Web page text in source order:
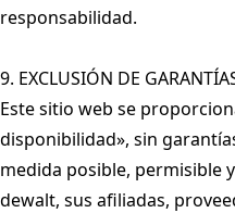
responsabilidad.
9. EXCLUSIÓN DE
Este sitio web se
disponibilidad», sin
medida posible, permisible
dewalt, sus afiliadas,